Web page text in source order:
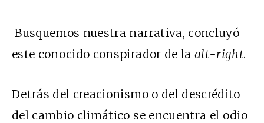
Busquemos nuestra narrativa, concluyó
este conocido conspirador de la alt-right.
Detrás del creacionismo o del descrédito
del cambio climático se encuentra el odio